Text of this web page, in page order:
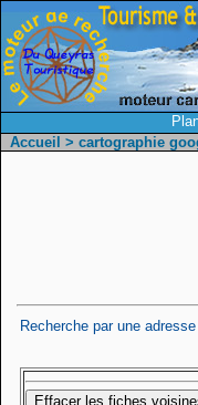
Accueil > cartographie
Recherche par une